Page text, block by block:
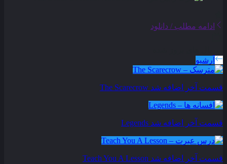
ادامه مطلب / دانلود
آرشیو
قسمت آخر اضافه شد The Scarecrow
قسمت آخر اضافه شد Legends
قسمت آخر اضافه شد Teach You A Lesson